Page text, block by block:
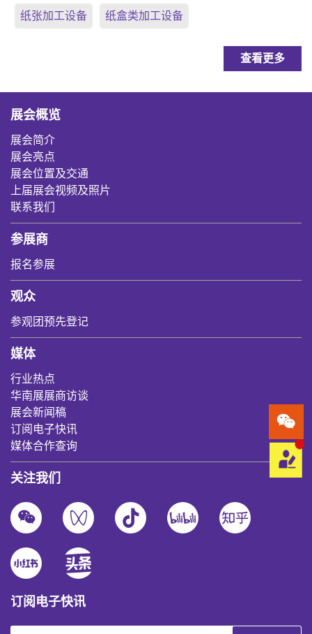
纸张加工设备 纸盒类加工设备
查看更多
展会概览
展会简介
展会亮点
展会位置及交通
上届展会视频及照片
联系我们
参展商
报名参展
观众
参观团预先登记
媒体
行业热点
华南展展商访谈
展会新闻稿
订阅电子快讯
媒体合作查询
关注我们
订阅电子快讯